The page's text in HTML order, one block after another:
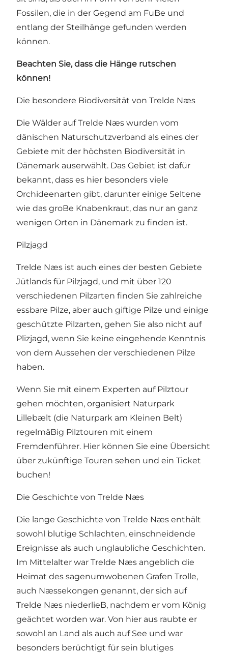
Fossilen, die in der Gegend am FuBe und
entlang der Steilhänge gefunden werden
können.
Beachten Sie, dass die Hänge rutschen
können!
Die besondere Biodiversität von Trelde Næs
Die Wälder auf Trelde Næs wurden vom
dänischen Naturschutzverband als eines der
Gebiete mit der höchsten Biodiversität in
Dänemark auserwählt. Das Gebiet ist dafür
bekannt, dass es hier besonders viele
Orchideenarten gibt, darunter einige Seltene
wie das groBe Knabenkraut, das nur an ganz
wenigen Orten in Dänemark zu finden ist.
Pilzjagd
Trelde Næs ist auch eines der besten Gebiete
Jütlands für Pilzjagd, und mit über 120
verschiedenen Pilzarten finden Sie zahlreiche
essbare Pilze, aber auch giftige Pilze und einige
geschützte Pilzarten, gehen Sie also nicht auf
Plizjagd, wenn Sie keine eingehende Kenntnis
von dem Aussehen der verschiedenen Pilze
haben.
Wenn Sie mit einem Experten auf Pilztour
gehen möchten, organisiert Naturpark
Lillebælt (die Naturpark am Kleinen Belt)
regelmäBig Pilztouren mit einem
Fremdenführer. Hier können Sie eine Übersicht
über zukünftige Touren sehen und ein Ticket
buchen!
Die Geschichte von Trelde Næs
Die lange Geschichte von Trelde Næs enthält
sowohl blutige Schlachten, einschneidende
Ereignisse als auch unglaubliche Geschichten.
Im Mittelalter war Trelde Næs angeblich die
Heimat des sagenumwobenen Grafen Trolle,
auch Næssekongen genannt, der sich auf
Trelde Næs niederlieB, nachdem er vom König
geächtet worden war. Von hier aus raubte er
sowohl an Land als auch auf See und war
besonders berüchtigt für sein blutiges